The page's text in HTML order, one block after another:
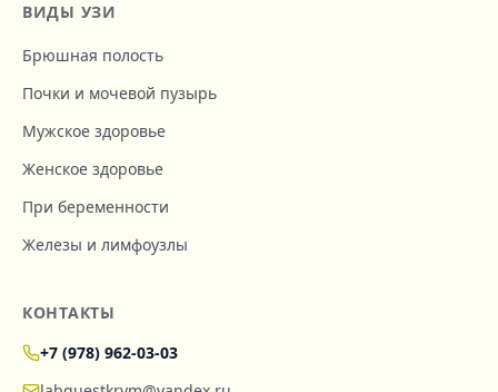
ВИДЫ УЗИ
Брюшная полость
Почки и мочевой пузырь
Мужское здоровье
Женское здоровье
При беременности
Железы и лимфоузлы
КОНТАКТЫ
+7 (978) 962-03-03